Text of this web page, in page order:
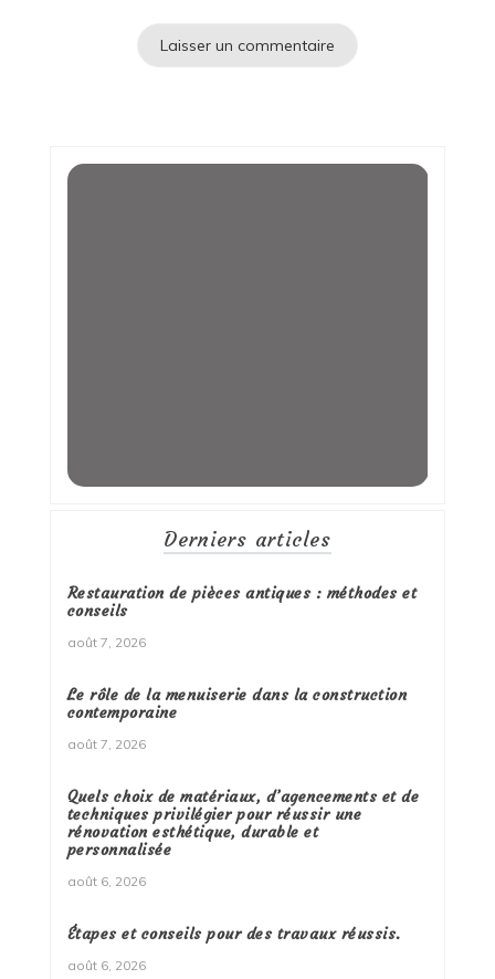
Derniers articles
Restauration de pièces antiques : méthodes et
conseils
août 7, 2026
Le rôle de la menuiserie dans la construction
contemporaine
août 7, 2026
Quels choix de matériaux, d’agencements et de
techniques privilégier pour réussir une
rénovation esthétique, durable et
personnalisée
août 6, 2026
Étapes et conseils pour des travaux réussis.
août 6, 2026